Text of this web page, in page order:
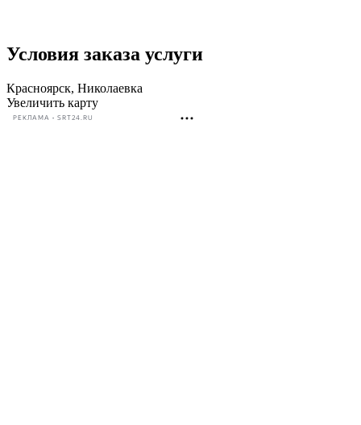
Условия заказа услуги
Красноярск, Николаевка
Увеличить карту
РЕКЛАМА • SRT24.RU